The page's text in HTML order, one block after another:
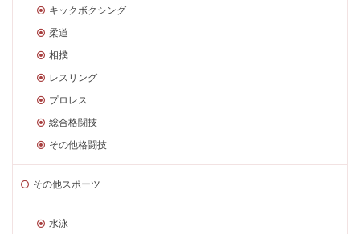
キックボクシング
柔道
相撲
レスリング
プロレス
総合格闘技
その他格闘技
その他スポーツ
水泳